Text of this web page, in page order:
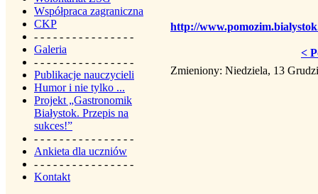
Współpraca zagraniczna
CKP
- - - - - - - - - - - - - - - -
Galeria
- - - - - - - - - - - - - - - -
Publikacje nauczycieli
Humor i nie tylko ...
Projekt „Gastronomik
Białystok. Przepis na
sukces!”
- - - - - - - - - - - - - - - -
Ankieta dla uczniów
- - - - - - - - - - - - - - - -
Kontakt
http://
<
Zmieniony: Niedziela, 13